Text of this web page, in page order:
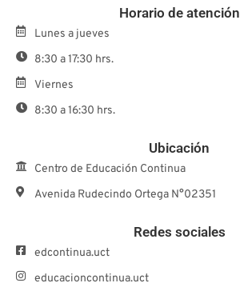
Horario de atención
Lunes a jueves
8:30 a 17:30 hrs.
Viernes
8:30 a 16:30 hrs.
Ubicación
Centro de Educación Continua
Avenida Rudecindo Ortega N°02351
Redes sociales
edcontinua.uct
educacioncontinua.uct